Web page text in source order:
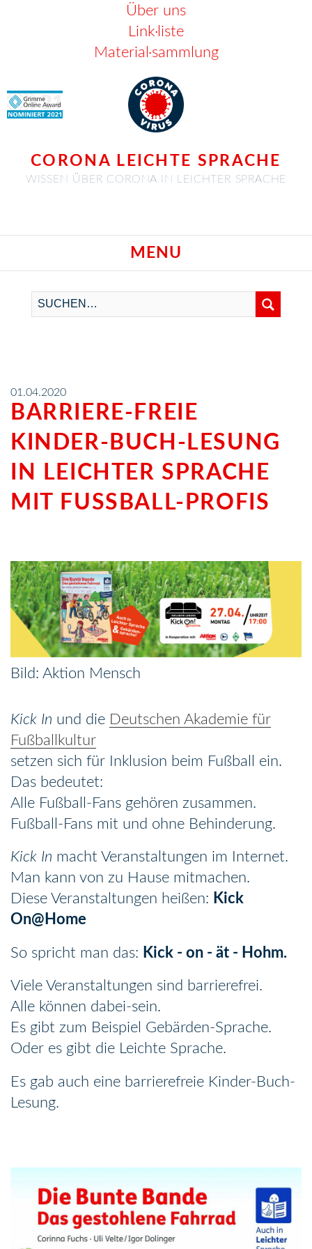
Über uns
Link·liste
Material·sammlung
CORONA LEICHTE SPRACHE
WISSEN ÜBER CORONA IN LEICHTER SPRACHE
MENU
01.04.2020
BARRIERE-FREIE
KINDER-BUCH-LESUNG
IN LEICHTER SPRACHE
MIT FUSSBALL-PROFIS
Aktion Mensch
Kick In und die Deutschen Akademie für
Fußballkultur
setzen sich für Inklusion beim Fußball ein.
Das bedeutet:
Alle Fußball-Fans gehören zusammen.
Fußball-Fans mit und ohne Behinderung.
Kick In macht Veranstaltungen im Internet.
Man kann von zu Hause mitmachen.
Diese Veranstaltungen heißen: Kick
On@Home
So spricht man das: Kick - on - ät - Hohm.
Viele Veranstaltungen sind barrierefrei.
Alle können dabei-sein.
Es gibt zum Beispiel Gebärden-Sprache.
Oder es gibt die Leichte Sprache.
Es gab auch eine barrierefreie Kinder-Buch-
Lesung.